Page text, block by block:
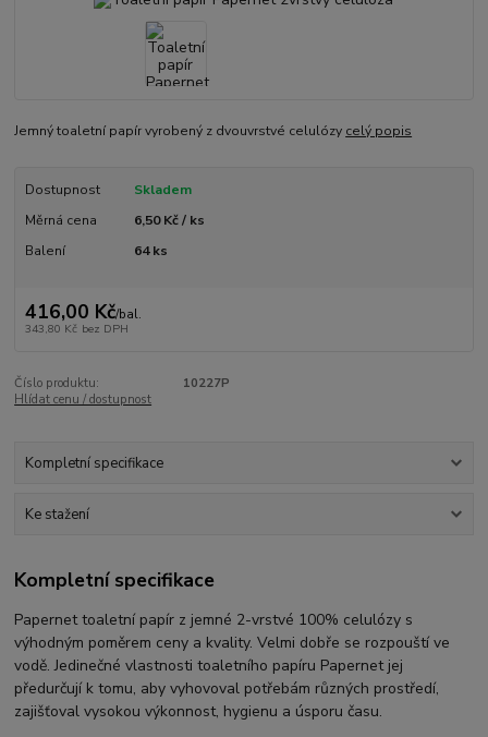
Jemný toaletní papír vyrobený z dvouvrstvé celulózy celý popis
Dostupnost
Skladem
Měrná cena
6,50 Kč / ks
Balení
64 ks
416,00 Kč/bal.
343,80 Kč bez DPH
Číslo produktu:
10227P
Hlídat cenu / dostupnost
Kompletní specifikace
Ke stažení
Kompletní specifikace
Papernet toaletní papír z jemné 2-vrstvé 100% celulózy s
výhodným poměrem ceny a kvality. Velmi dobře se rozpouští ve
vodě. Jedinečné vlastnosti toaletního papíru Papernet jej
předurčují k tomu, aby vyhovoval potřebám různých prostředí,
zajišťoval vysokou výkonnost, hygienu a úsporu času.